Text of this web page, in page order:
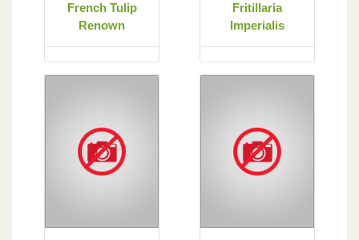
French Tulip
Renown
Fritillaria
Imperialis